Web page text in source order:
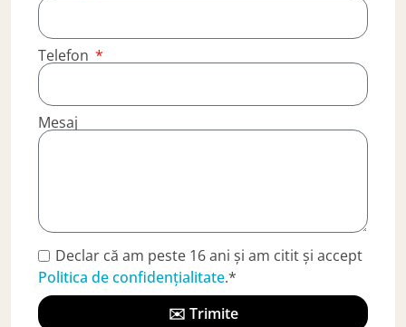
Telefon
Mesaj
Declar că am peste 16 ani și am citit și accept
Politica de confidențialitate.*
✉️ Trimite